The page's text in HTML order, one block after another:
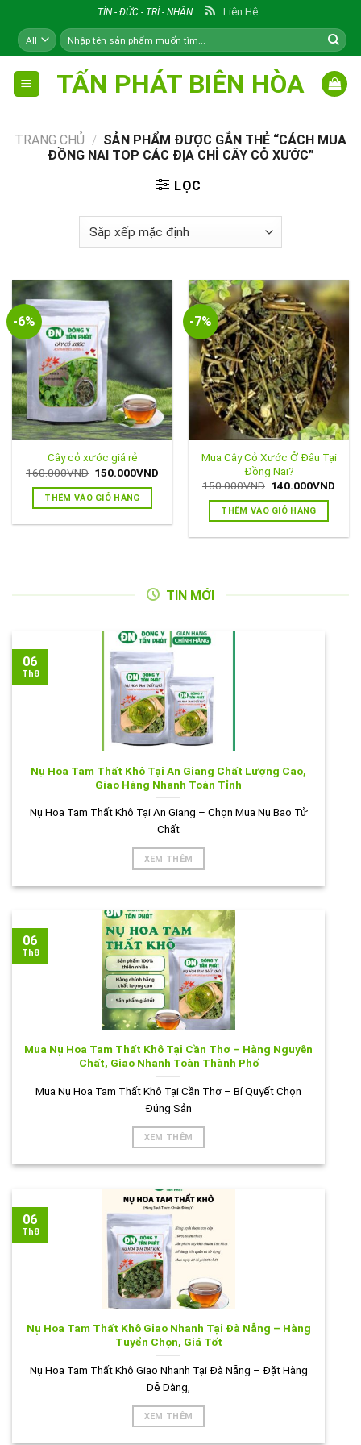
content
TÍN - ĐỨC - TRÍ - NHÂN Liên Hệ
Tìm
kiếm:
TẤN PHÁT BIÊN HÒA
TRANG CHỦ / SẢN PHẨM ĐƯỢC GẮN THẺ “CÁCH MUA
ĐỒNG NAI TOP CÁC ĐỊA CHỈ CÂY CỎ XƯỚC”
LỌC
-6%
Cây cỏ xước giá rẻ
160.000VND Giá
là:
160.000VND.
150.000VND
THÊM VÀO GIỎ HÀNG
-7%
Mua Cây Cỏ Xước Ở Đâu Tại
Đồng Nai?
150.000VND Giá
là:
150.000VND.
140.000VND
THÊM VÀO GIỎ HÀNG
TIN MỚI
Nụ Hoa Tam Thất Khô Tại An Giang Chất Lượng Cao,
Giao Hàng Nhanh Toàn Tỉnh
Nụ Hoa Tam Thất Khô Tại An Giang – Chọn Mua Nụ Bao Tử
Chất
XEM THÊM
06
Th8
Mua Nụ Hoa Tam Thất Khô Tại Cần Thơ – Hàng Nguyên
Chất, Giao Nhanh Toàn Thành Phố
Mua Nụ Hoa Tam Thất Khô Tại Cần Thơ – Bí Quyết Chọn
Đúng Sản
XEM THÊM
06
Th8
Nụ Hoa Tam Thất Khô Giao Nhanh Tại Đà Nẵng – Hàng
Tuyển Chọn, Giá Tốt
Nụ Hoa Tam Thất Khô Giao Nhanh Tại Đà Nẵng – Đặt Hàng
Dễ Dàng,
XEM THÊM
06
Th8